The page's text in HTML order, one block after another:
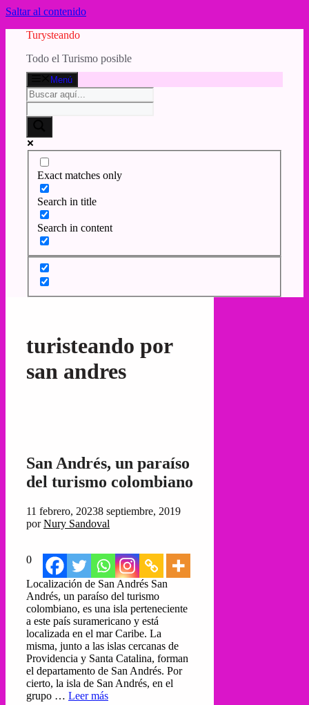
Saltar al contenido
Turysteando
Todo el Turismo posible
Menú
Exact matches only
Search in title
Search in content
turisteando por
san andres
San Andrés, un paraíso
del turismo colombiano
11 febrero, 20238 septiembre, 2019
porNury Sandoval
0
Localización de San Andrés San
Andrés, un paraíso del turismo
colombiano, es una isla perteneciente
a este país suramericano y está
localizada en el mar Caribe. La
misma, junto a las islas cercanas de
Providencia y Santa Catalina, forman
el departamento de San Andrés. Por
cierto, la isla de San Andrés, en el
grupo … Leer más